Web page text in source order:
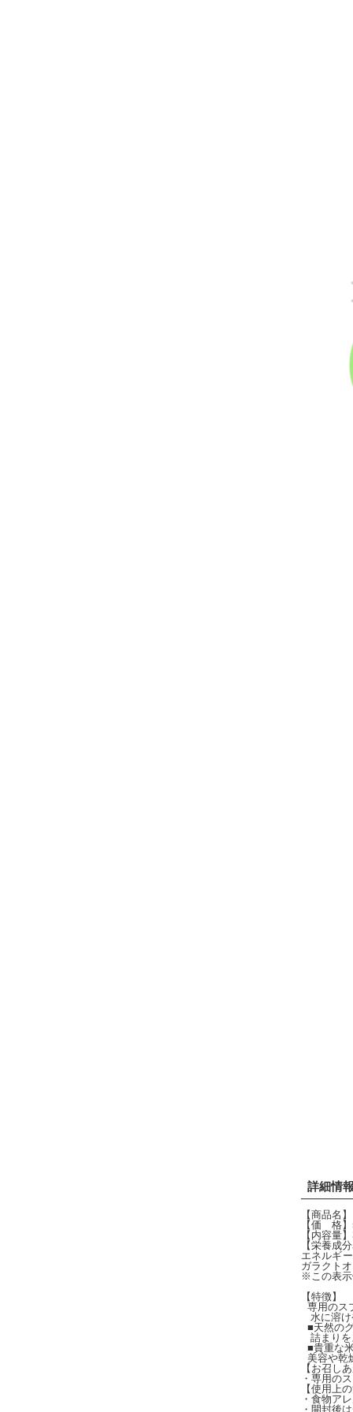
詳細情
【商品名
【価 格
【内容量
【栄養成
エネルギ
ガラクト
※この表
【特徴】
専用のス
水に溶け
■天然の
詰まりを
■貴重な
美容や乾
【お召し
・専用の
【使用上
・食物ア
・開封後